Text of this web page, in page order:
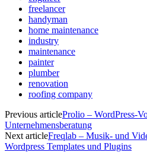
freelancer
handyman
home maintenance
industry
maintenance
painter
plumber
renovation
roofing company
Previous articleProlio – WordPress-
Unternehmensberatung
Next articleFreqlab – Musik- und
Wordpress Templates und Plugins